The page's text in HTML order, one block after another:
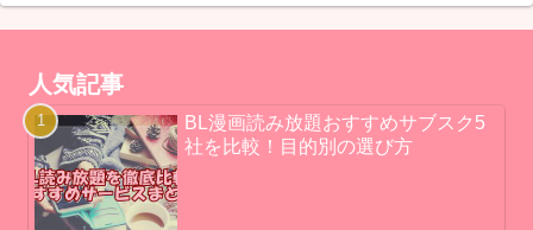
人気記事
BL漫画読み放題おすすめサブスク5
社を比較！目的別の選び方